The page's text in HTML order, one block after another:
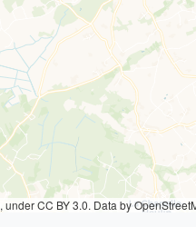
, under CC BY 3.0. Data by